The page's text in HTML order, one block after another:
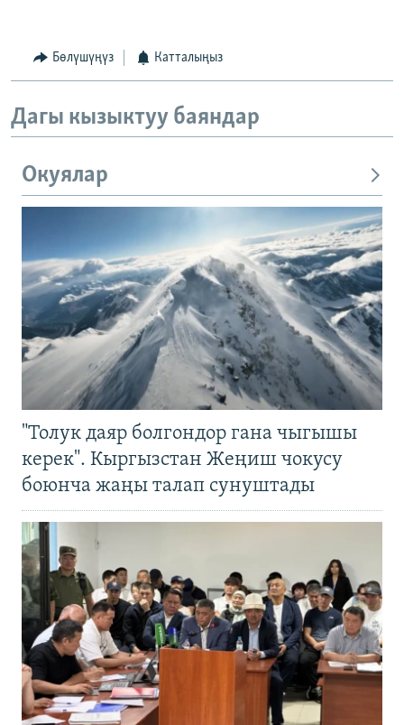
Бөлүшүңүз Катталыңыз
Дагы кызыктуу баяндар
Окуялар
"Толук даяр болгондор гана чыгышы
керек". Кыргызстан Жеңиш чокусу
боюнча жаңы талап сунуштады